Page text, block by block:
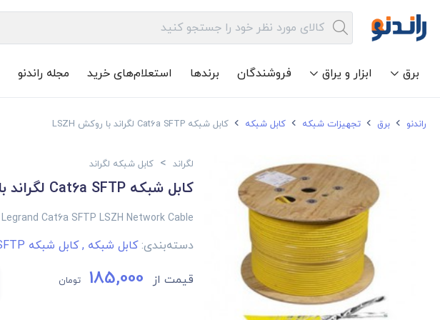
برق ابزار و یراق فروشندگان برندها استعلام‌های خرید مجله راندنو
راندنو برق تجهیزات شبکه کابل شبکه کابل شبکه Cat6a SFTP لگراند با روکش LSZH
لگراند > کابل شبکه لگراند
کابل شبکه Cat6a SFTP لگراند با روکش LSZH
Legrand Cat6a SFTP LSZH Network Cable
دسته‌بندی:کابل شبکه ,کابل شبکه SFTP
قیمت از 185,000 تومان